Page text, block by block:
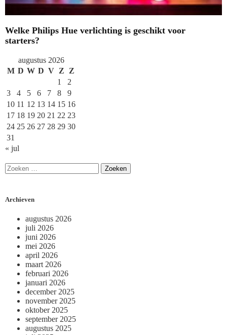
Welke Philips Hue verlichting is geschikt voor
starters?
augustus 2026
M D W D V Z
Z
1
2
3
4 5 6 7 8
9
10 11 12 13 14 15 16
17 18 19 20 21 22 23
24 25 26 27 28 29 30
31
« jul
Archieven
augustus 2026
juli 2026
juni 2026
mei 2026
april 2026
maart 2026
februari 2026
januari 2026
december 2025
november 2025
oktober 2025
september 2025
augustus 2025